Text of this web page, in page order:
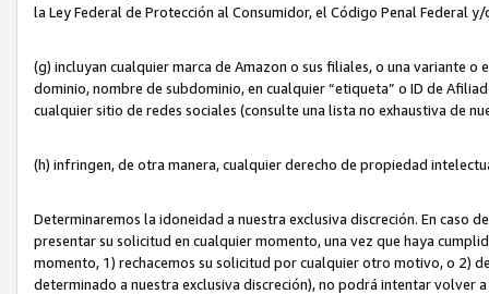
la Ley Federal de Protección al Consumidor, el Código Penal Federal
(g) incluyan cualquier marca de Amazon o sus filiales, o una variante
dominio, nombre de subdominio, en cualquier “etiqueta” o ID de
cualquier sitio de redes sociales (consulte una lista no exhaustiva de
(h) infringen, de otra manera, cualquier derecho de propiedad
Determinaremos la idoneidad a nuestra exclusiva discreción. En caso
presentar su solicitud en cualquier momento, una vez que haya
momento, 1) rechacemos su solicitud por cualquier otro motivo, o 2)
determinado a nuestra exclusiva discreción), no podrá intentar volver